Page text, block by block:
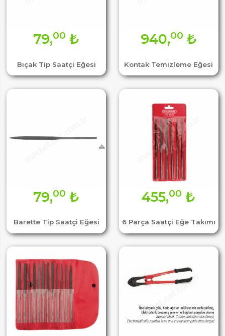
Bıçak Tip Saatçi Eğesi
79,00 ₺
Kontak Temizleme Eğesi
940,00 ₺
Barette Tip Saatçi Eğesi
79,00 ₺
6 Parça Saatçi Eğe Takımı
455,00 ₺